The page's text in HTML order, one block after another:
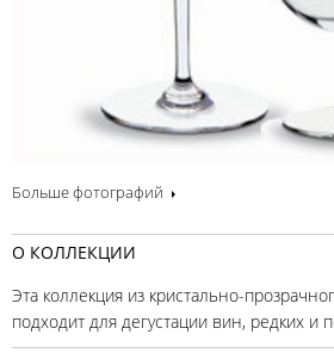
Больше фотографий
О КОЛЛЕКЦИИ
Эта коллекция из кристально-
подходит для дегустации вин, редких и